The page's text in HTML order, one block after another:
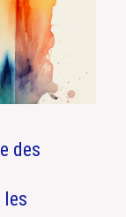
des
les